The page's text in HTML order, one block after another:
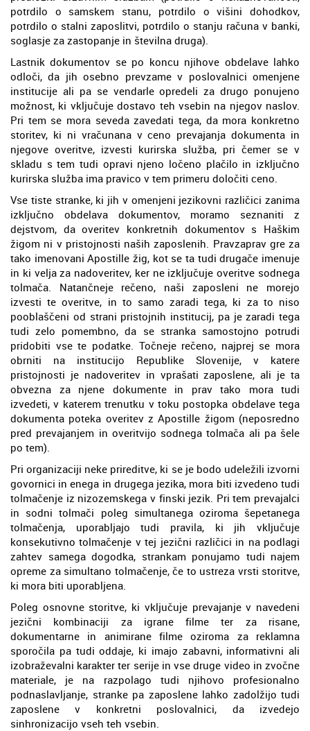
potrdilo o samskem stanu, potrdilo o višini dohodkov,
potrdilo o stalni zaposlitvi, potrdilo o stanju računa v banki,
soglasje za zastopanje in številna druga).
Lastnik dokumentov se po koncu njihove obdelave lahko
odloči, da jih osebno prevzame v poslovalnici omenjene
institucije ali pa se vendarle opredeli za drugo ponujeno
možnost, ki vključuje dostavo teh vsebin na njegov naslov.
Pri tem se mora seveda zavedati tega, da mora konkretno
storitev, ki ni vračunana v ceno prevajanja dokumenta in
njegove overitve, izvesti kurirska služba, pri čemer se v
skladu s tem tudi opravi njeno ločeno plačilo in izključno
kurirska služba ima pravico v tem primeru določiti ceno.
Vse tiste stranke, ki jih v omenjeni jezikovni različici zanima
izključno obdelava dokumentov, moramo seznaniti z
dejstvom, da overitev konkretnih dokumentov s Haškim
žigom ni v pristojnosti naših zaposlenih. Pravzaprav gre za
tako imenovani Apostille žig, kot se ta tudi drugače imenuje
in ki velja za nadoveritev, ker ne izključuje overitve sodnega
tolmača. Natančneje rečeno, naši zaposleni ne morejo
izvesti te overitve, in to samo zaradi tega, ki za to niso
pooblaščeni od strani pristojnih institucij, pa je zaradi tega
tudi zelo pomembno, da se stranka samostojno potrudi
pridobiti vse te podatke. Točneje rečeno, najprej se mora
obrniti na institucijo Republike Slovenije, v katere
pristojnosti je nadoveritev in vprašati zaposlene, ali je ta
obvezna za njene dokumente in prav tako mora tudi
izvedeti, v katerem trenutku v toku postopka obdelave tega
dokumenta poteka overitev z Apostille žigom (neposredno
pred prevajanjem in overitvijo sodnega tolmača ali pa šele
po tem).
Pri organizaciji neke prireditve, ki se je bodo udeležili izvorni
govornici in enega in drugega jezika, mora biti izvedeno tudi
tolmačenje iz nizozemskega v finski jezik. Pri tem prevajalci
in sodni tolmači poleg simultanega oziroma šepetanega
tolmačenja, uporabljajo tudi pravila, ki jih vključuje
konsekutivno tolmačenje v tej jezični različici in na podlagi
zahtev samega dogodka, strankam ponujamo tudi najem
opreme za simultano tolmačenje, če to ustreza vrsti storitve,
ki mora biti uporabljena.
Poleg osnovne storitve, ki vključuje prevajanje v navedeni
jezični kombinaciji za igrane filme ter za risane,
dokumentarne in animirane filme oziroma za reklamna
sporočila pa tudi oddaje, ki imajo zabavni, informativni ali
izobraževalni karakter ter serije in vse druge video in zvočne
materiale, je na razpolago tudi njihovo profesionalno
podnaslavljanje, stranke pa zaposlene lahko zadolžijo tudi
zaposlene v konkretni poslovalnici, da izvedejo
sinhronizacijo vseh teh vsebin.